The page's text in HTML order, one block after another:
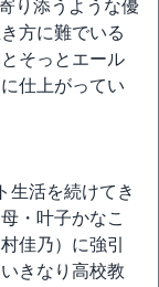
り添うような優
方に難でいる
そっとエール
仕上がってい
生活を続けてき
・叶子かなこ
佳乃）に強引
きなり高校教